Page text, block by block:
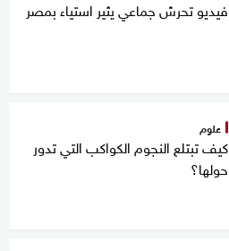
فيديو تحرش جماعي يثير استياء بمصر
علوم
كيف تبتلع النجوم الكواكب التي تدور
حولها؟